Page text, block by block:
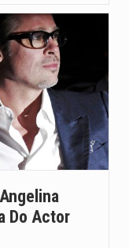
Do Actor